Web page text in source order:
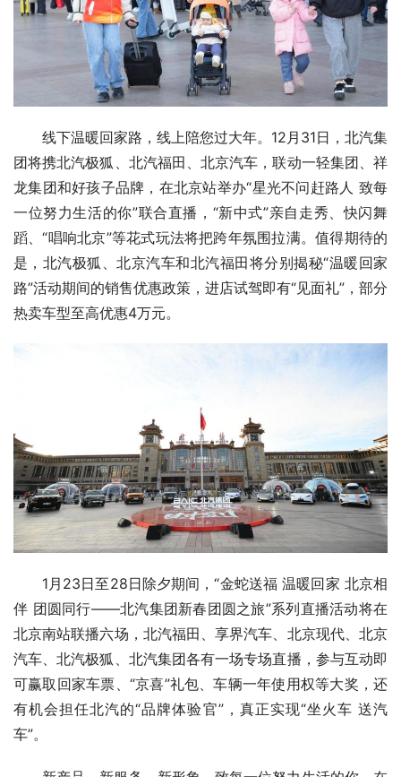
线下温暖回家路，线上陪您过大年。12月31日，北汽集
团将携北汽极狐、北汽福田、北京汽车，联动一轻集团、祥
龙集团和好孩子品牌，在北京站举办“星光不问赶路人 致每
一位努力生活的你”联合直播，“新中式”亲自走秀、快闪舞
蹈、“唱响北京”等花式玩法将把跨年氛围拉满。值得期待的
是，北汽极狐、北京汽车和北汽福田将分别揭秘“温暖回家
路”活动期间的销售优惠政策，进店试驾即有“见面礼”，部分
热卖车型至高优惠4万元。
1月23日至28日除夕期间，“金蛇送福 温暖回家 北京相
伴 团圆同行——北汽集团新春团圆之旅”系列直播活动将在
北京南站联播六场，北汽福田、享界汽车、北京现代、北京
汽车、北汽极狐、北汽集团各有一场专场直播，参与互动即
可赢取回家车票、“京喜”礼包、车辆一年使用权等大奖，还
有机会担任北汽的“品牌体验官”，真正实现“坐火车 送汽
车”。